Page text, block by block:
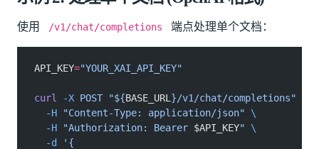
使用 /v1/chat/completions 端点处理单个文档：
API_KEY="YOUR_XAI_API_KEY"
curl -X POST "${BASE_URL }/v1/chat/completions"
  -H
"Content-Type: application/json" \
  -H
"Authorization: Bearer $API_KEY" \
  -d
'{